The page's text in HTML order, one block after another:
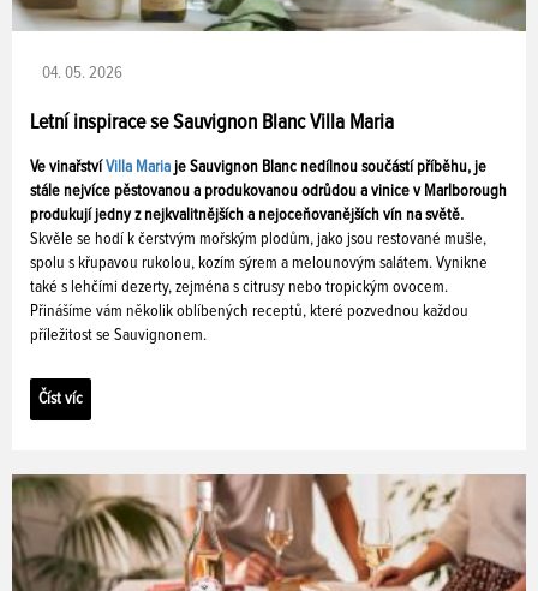
04. 05. 2026
Letní inspirace se Sauvignon Blanc Villa Maria
Ve vinařství Villa Maria je Sauvignon Blanc nedílnou součástí příběhu, je
stále nejvíce pěstovanou a produkovanou odrůdou a vinice v Marlborough
produkují jedny z nejkvalitnějších a nejoceňovanějších vín na světě.
Skvěle se hodí k čerstvým mořským plodům, jako jsou restované mušle,
spolu s křupavou rukolou, kozím sýrem a melounovým salátem. Vynikne
také s lehčími dezerty, zejména s citrusy nebo tropickým ovocem.
Přinášíme vám několik oblíbených receptů, které pozvednou každou
příležitost se Sauvignonem.
Číst víc